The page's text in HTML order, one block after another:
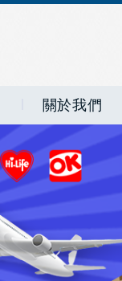
關於我們